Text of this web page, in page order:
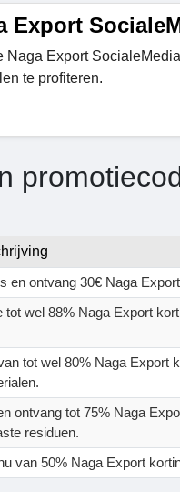
Export
Naga Export
te profiteren.
en ontvang 30€ Naga
tot wel 88% Naga Export
tot wel 80% Naga Export
ontvang tot 75% Naga
residuen.
van 50% Naga Export